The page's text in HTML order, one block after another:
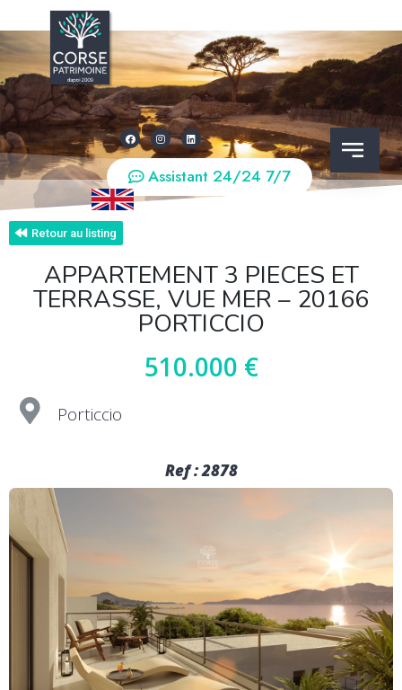
Assistant 24/24 7/7
Retour au listing
APPARTEMENT 3 PIECES ET
TERRASSE, VUE MER – 20166
PORTICCIO
510.000 €
Porticcio
Ref : 2878